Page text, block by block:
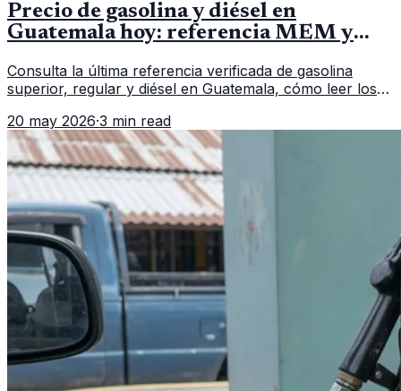
Precio de gasolina y diésel en
Guatemala hoy: referencia MEM y
Consulta la última referencia verificada de gasolina
superior, regular y diésel en Guatemala, cómo leer los
tanque.
20 may 2026·3 min read